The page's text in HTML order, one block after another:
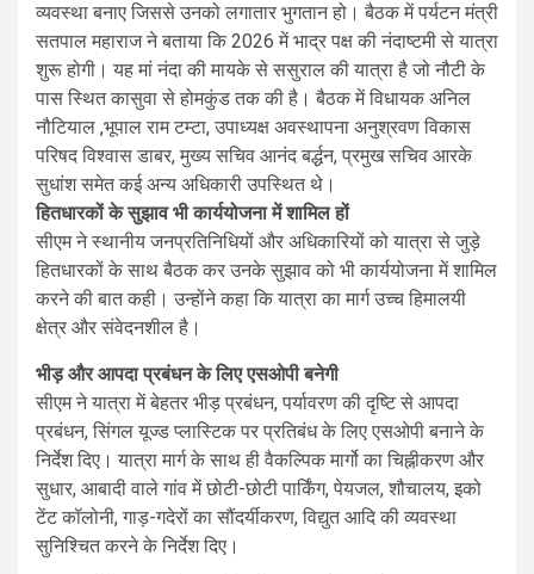
व्यवस्था बनाए जिससे उनको लगातार भुगतान हो। बैठक में पर्यटन मंत्री
सतपाल महाराज ने बताया कि 2026 में भाद्र पक्ष की नंदाष्टमी से यात्रा
शुरू होगी। यह मां नंदा की मायके से ससुराल की यात्रा है जो नौटी के
पास स्थित कासुवा से होमकुंड तक की है। बैठक में विधायक अनिल
नौटियाल ,भूपाल राम टम्टा, उपाध्यक्ष अवस्थापना अनुश्रवण विकास
परिषद विश्वास डाबर, मुख्य सचिव आनंद बर्द्धन, प्रमुख सचिव आरके
सुधांश समेत कई अन्य अधिकारी उपस्थित थे।
हितधारकों के सुझाव भी कार्ययोजना में शामिल हों
सीएम ने स्थानीय जनप्रतिनिधियों और अधिकारियों को यात्रा से जुड़े
हितधारकों के साथ बैठक कर उनके सुझाव को भी कार्ययोजना में शामिल
करने की बात कही। उन्होंने कहा कि यात्रा का मार्ग उच्च हिमालयी
क्षेत्र और संवेदनशील है।
भीड़ और आपदा प्रबंधन के लिए एसओपी बनेगी
सीएम ने यात्रा में बेहतर भीड़ प्रबंधन, पर्यावरण की दृष्टि से आपदा
प्रबंधन, सिंगल यूज्ड प्लास्टिक पर प्रतिबंध के लिए एसओपी बनाने के
निर्देश दिए। यात्रा मार्ग के साथ ही वैकल्पिक मार्गो का चिह्नीकरण और
सुधार, आबादी वाले गांव में छोटी-छोटी पार्किंग, पेयजल, शौचालय, इको
टेंट कॉलोनी, गाड़-गदेरों का सौंदर्यीकरण, विद्युत आदि की व्यवस्था
सुनिश्चित करने के निर्देश दिए।